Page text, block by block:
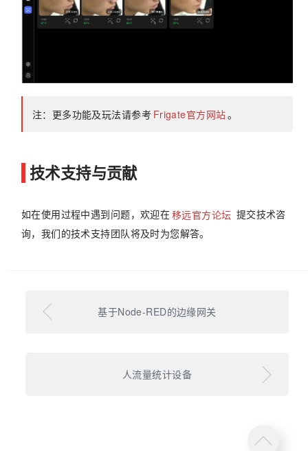
注：更多功能及玩法请参考 Frigate官方网站。
技术支持与贡献
如在使用过程中遇到问题，欢迎在移远官方论坛 提交技术咨
询，我们的技术支持团队将及时为您解答。
基于Node-RED的边缘网关
人流量统计设备